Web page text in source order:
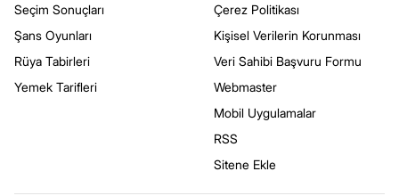
Seçim Sonuçları
Şans Oyunları
Rüya Tabirleri
Yemek Tarifleri
Çerez Politikası
Kişisel Verilerin Korunması
Veri Sahibi Başvuru Formu
Webmaster
Mobil Uygulamalar
RSS
Sitene Ekle